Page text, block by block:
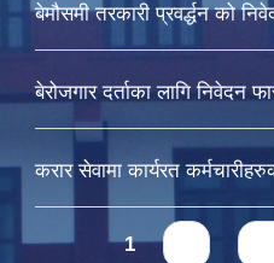
बेमौसमी तरकारी प्रवर्द्धन को
बेरोजगार दर्ताका लागि निवेदन
करार सेवामा कार्यरत
Pages1